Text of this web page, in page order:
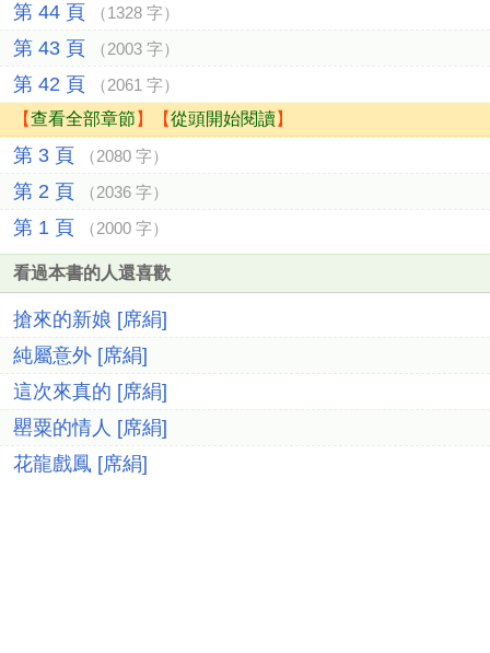
第 44 頁 （1328 字）
第 43 頁 （2003 字）
第 42 頁 （2061 字）
【查看全部章節 】【從頭開始閱讀】
第 3 頁 （2080 字）
第 2 頁 （2036 字）
第 1 頁 （2000 字）
看過本書的人還喜歡
搶來的新娘 [席絹]
純屬意外 [席絹]
這次來真的 [席絹]
罌粟的情人 [席絹]
花龍戲鳳 [席絹]